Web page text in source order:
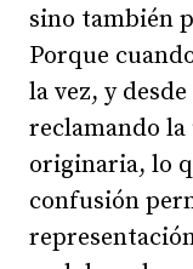
sino también
Porque
la vez, y
reclamando
originaria, lo
confusión